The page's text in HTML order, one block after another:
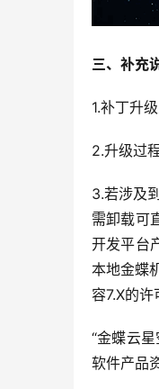
三、补充
1.补丁升
2.升级过
3.若涉及
需卸载可
开发平台
本地金蝶
容7.X的许
“金蝶云
软件产品